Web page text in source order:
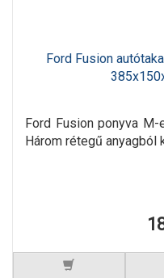
Ford Fusion
Ford Fusion ponyva
Három rétegű